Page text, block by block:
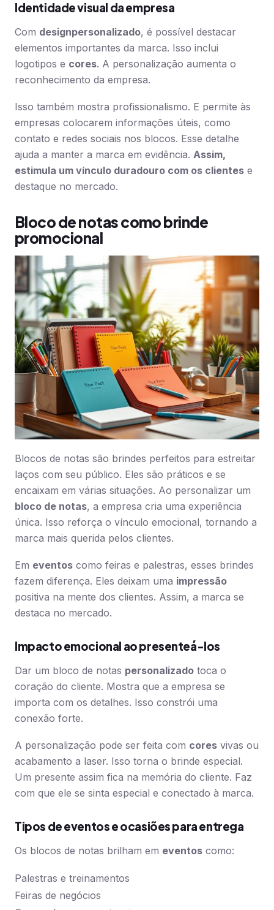
Identidade visual da empresa
Com designpersonalizado, é possível destacar
elementos importantes da marca. Isso inclui
logotipos e cores. A personalização aumenta o
reconhecimento da empresa.
Isso também mostra profissionalismo. E permite às
empresas colocarem informações úteis, como
contato e redes sociais nos blocos. Esse detalhe
ajuda a manter a marca em evidência. Assim,
estimula um vínculo duradouro com os clientes e
destaque no mercado.
Bloco de notas como brinde
promocional
Blocos de notas são brindes perfeitos para estreitar
laços com seu público. Eles são práticos e se
encaixam em várias situações. Ao personalizar um
bloco de notas, a empresa cria uma experiência
única. Isso reforça o vínculo emocional, tornando a
marca mais querida pelos clientes.
Em eventos como feiras e palestras, esses brindes
fazem diferença. Eles deixam uma impressão
positiva na mente dos clientes. Assim, a marca se
destaca no mercado.
Impacto emocional ao presenteá-los
Dar um bloco de notas personalizado toca o
coração do cliente. Mostra que a empresa se
importa com os detalhes. Isso constrói uma
conexão forte.
A personalização pode ser feita com cores vivas ou
acabamento a laser. Isso torna o brinde especial.
Um presente assim fica na memória do cliente. Faz
com que ele se sinta especial e conectado à marca.
Tipos de eventos e ocasiões para entrega
Os blocos de notas brilham em eventos como:
Palestras e treinamentos
Feiras de negócios